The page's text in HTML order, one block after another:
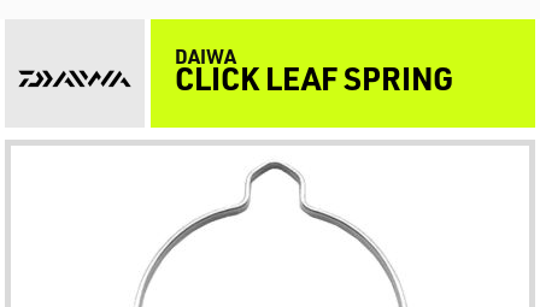
DAIWA
CLICK LEAF SPRING